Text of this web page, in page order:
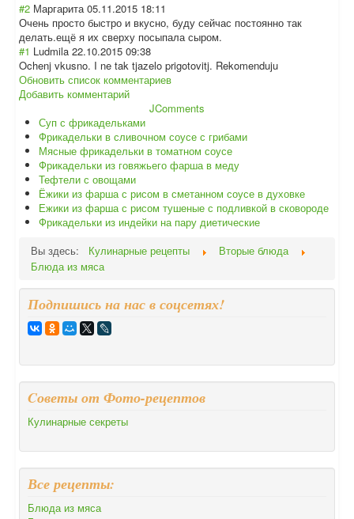
#2 Маргарита 05.11.2015 18:11
Очень просто быстро и вкусно, буду сейчас постоянно так
делать.ещё я их сверху посыпала сыром.
#1 Ludmila 22.10.2015 09:38
Ochenj vkusno. I ne tak tjazelo prigotovitj. Rekomenduju
Обновить список комментариев
Добавить комментарий
JComments
Суп с фрикадельками
Фрикадельки в сливочном соусе с грибами
Мясные фрикадельки в томатном соусе
Фрикадельки из говяжьего фарша в меду
Тефтели с овощами
Ёжики из фарша с рисом в сметанном соусе в духовке
Ежики из фарша с рисом тушеные с подливкой в сковороде
Фрикадельки из индейки на пару диетические
Вы здесь:
Кулинарные рецепты
Вторые блюда
Блюда из мяса
Подпишись на нас в соцсетях!
Cоветы от Фото-рецептов
Кулинарные секреты
Все рецепты:
Блюда из мяса